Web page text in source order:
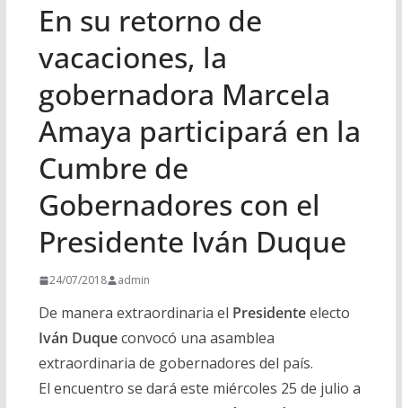
En su retorno de
vacaciones, la
gobernadora Marcela
Amaya participará en la
Cumbre de
Gobernadores con el
Presidente Iván Duque
24/07/2018 admin
De manera extraordinaria el Presidenteelecto
Iván Duqueconvocó una asamblea
extraordinaria de gobernadores del país.
El encuentro se dará este miércoles 25 de julio a